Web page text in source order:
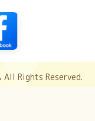
Rights Reserved.